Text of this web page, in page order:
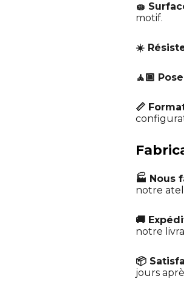
🧽
motif.
☀️
🧘🏼
📏
🏭 Nous
notre
🚚
notre
📦
jours